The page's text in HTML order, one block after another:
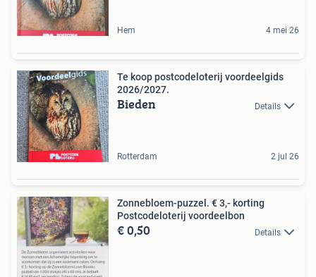
Hem 4 mei 26
Te koop postcodeloterij voordeelgids
2026/2027.
Bieden Details
Rotterdam 2 jul 26
Zonnebloem-puzzel. € 3,- korting
Postcodeloterij voordeelbon
€ 0,50 Details